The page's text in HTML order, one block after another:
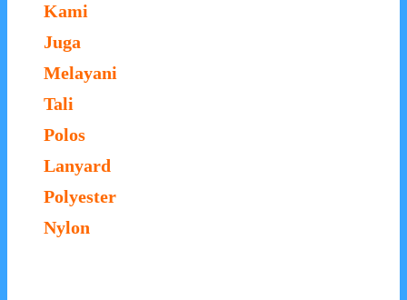
Kami
Juga
Melayani
Tali
Polos
Lanyard
Polyester
Nylon